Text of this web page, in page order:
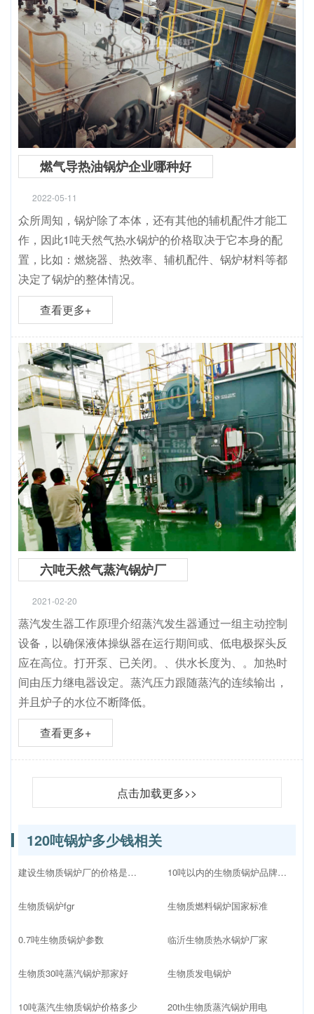
燃气导热油锅炉企业哪种好
2022-05-11
众所周知，锅炉除了本体，还有其他的辅机配件才能工
作，因此1吨天然气热水锅炉的价格取决于它本身的配
置，比如：燃烧器、热效率、辅机配件、锅炉材料等都
决定了锅炉的整体情况。
查看更多+
六吨天然气蒸汽锅炉厂
2021-02-20
蒸汽发生器工作原理介绍蒸汽发生器通过一组主动控制
设备，以确保液体操纵器在运行期间或、低电极探头反
应在高位。打开泵、已关闭。、供水长度为、。加热时
间由压力继电器设定。蒸汽压力跟随蒸汽的连续输出，
并且炉子的水位不断降低。
查看更多+
点击加载更多>>
120吨锅炉多少钱相关
建设生物质锅炉厂的价格是多少
生物质锅炉fgr
0.7吨生物质锅炉参数
生物质30吨蒸汽锅炉那家好
10吨蒸汽生物质锅炉价格多少
10吨以内的生物质锅炉品牌十大排名
生物质燃料锅炉国家标准
临沂生物质热水锅炉厂家
生物质发电锅炉
20th生物质蒸汽锅炉用电